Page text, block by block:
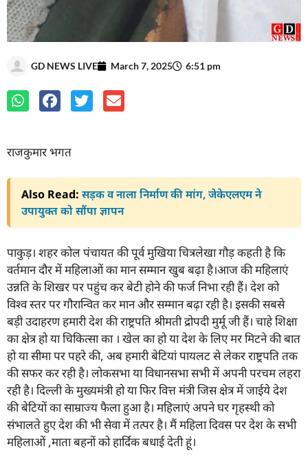
GD NEWS LIVE March 7, 2025 6:51 pm
राजकुमार भगत
Also Read: सड़क व नाला निर्माण की मांग, जेकेएलएम ने
उपायुक्त को सौंपा ज्ञापन
पाकुड़। शहर कोल पंचायत की पूर्व मुखिया चित्रलेखा गौड़ कहती है कि
वर्तमान दौर में महिलाओं का मान सम्मान खुब बढ़ा है।आज की महिलाएं
उन्नति के शिखर पर पहुंच कर बेटी होने की फर्ज निभा रही हैं। देश को
विश्व स्तर पर गौरान्वित कर मान और सम्मान बढ़ा रही है। इसकी सबसे
बड़ी उदाहरण हमारी देश की राष्ट्रपति श्रीमती द्रोपदी मुर्मू जी हैं। चाहे शिक्षा
का क्षेत्र हो या चिकित्सा का । खेल का हो या देश के लिए मर मिटने की बात
हो या सीमा पर पहरे की, अब हमारी बेटियां पायलट से लेकर राष्ट्रपति तक
की सफर कर रही है। लोकसभा या विधानसभा सभी में अपनी परचम लहरा
रही है। दिल्ली के मुख्यमंत्री हो या फिर वित्त मंत्री जिस क्षेत्र में जाईये देश
की बेटियों का साम्राज्य फैला हुआ है। महिलाएं अपने घर गृहस्थी को
संभालते हुए देश की भी सेवा में तत्पर है। मैं महिला दिवस पर देश के सभी
महिलाओं ,माता बहनों को हार्दिक बधाई देती हूं।